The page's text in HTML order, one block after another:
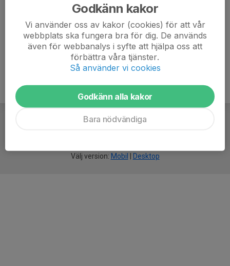
får följa med gratis eller till rabatterat pris.
Välj version: Mobil Desktop
Godkänn kakor
Vi använder oss av kakor (cookies) för att vår
webbplats ska fungera bra för dig. De används
även för webbanalys i syfte att hjälpa oss att
förbättra våra tjänster.
Så använder vi cookies
Godkänn alla kakor
Bara nödvändiga